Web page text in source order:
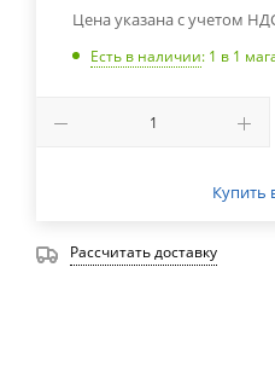
Цена указана с учетом
Есть в наличии: 1 в 1
Купить
Рассчитать доставку